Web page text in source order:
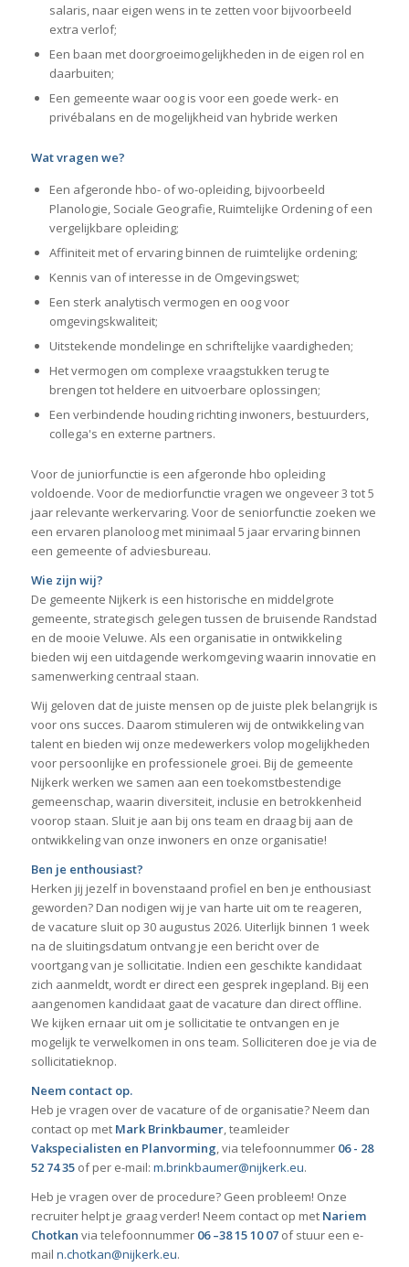
salaris, naar eigen wens in te zetten voor bijvoorbeeld
extra verlof;
Een baan met doorgroeimogelijkheden in de eigen rol en
daarbuiten;
Een gemeente waar oog is voor een goede werk- en
privébalans en de mogelijkheid van hybride werken
Wat vragen we?
Een afgeronde hbo- of wo-opleiding, bijvoorbeeld
Planologie, Sociale Geografie, Ruimtelijke Ordening of een
vergelijkbare opleiding;
Affiniteit met of ervaring binnen de ruimtelijke ordening;
Kennis van of interesse in de Omgevingswet;
Een sterk analytisch vermogen en oog voor
omgevingskwaliteit;
Uitstekende mondelinge en schriftelijke vaardigheden;
Het vermogen om complexe vraagstukken terug te
brengen tot heldere en uitvoerbare oplossingen;
Een verbindende houding richting inwoners, bestuurders,
collega's en externe partners.
Voor de juniorfunctie is een afgeronde hbo opleiding
voldoende. Voor de mediorfunctie vragen we ongeveer 3 tot 5
jaar relevante werkervaring. Voor de seniorfunctie zoeken we
een ervaren planoloog met minimaal 5 jaar ervaring binnen
een gemeente of adviesbureau.
Wie zijn wij?
De gemeente Nijkerk is een historische en middelgrote
gemeente, strategisch gelegen tussen de bruisende Randstad
en de mooie Veluwe. Als een organisatie in ontwikkeling
bieden wij een uitdagende werkomgeving waarin innovatie en
samenwerking centraal staan.
Wij geloven dat de juiste mensen op de juiste plek belangrijk is
voor ons succes. Daarom stimuleren wij de ontwikkeling van
talent en bieden wij onze medewerkers volop mogelijkheden
voor persoonlijke en professionele groei. Bij de gemeente
Nijkerk werken we samen aan een toekomstbestendige
gemeenschap, waarin diversiteit, inclusie en betrokkenheid
voorop staan. Sluit je aan bij ons team en draag bij aan de
ontwikkeling van onze inwoners en onze organisatie!
Ben je enthousiast?
Herken jij jezelf in bovenstaand profiel en ben je enthousiast
geworden? Dan nodigen wij je van harte uit om te reageren,
de vacature sluit op 30 augustus 2026. Uiterlijk binnen 1 week
na de sluitingsdatum ontvang je een bericht over de
voortgang van je sollicitatie. Indien een geschikte kandidaat
zich aanmeldt, wordt er direct een gesprek ingepland. Bij een
aangenomen kandidaat gaat de vacature dan direct offline.
We kijken ernaar uit om je sollicitatie te ontvangen en je
mogelijk te verwelkomen in ons team. Solliciteren doe je via de
sollicitatieknop.
Neem contact op.
Heb je vragen over de vacature of de organisatie? Neem dan
contact op met Mark Brinkbaumer, teamleider
Vakspecialisten en Planvorming, via telefoonnummer 06 - 28
52 74 35 of per e-mail: m.brinkbaumer@nijkerk.eu.
Heb je vragen over de procedure? Geen probleem! Onze
recruiter helpt je graag verder! Neem contact op met Nariem
Chotkan via telefoonnummer 06 –38 15 10 07of stuur een e-
mail n.chotkan@nijkerk.eu.